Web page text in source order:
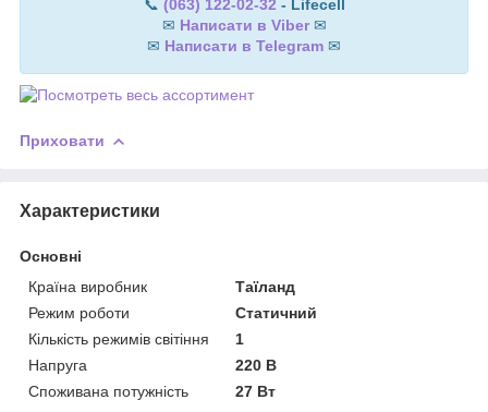
📞 (063) 122-02-32 - Lifecell
✉ Написати в Viber ✉
✉ Написати в Telegram ✉
Приховати
Характеристики
Основні
Країна виробник
Таїланд
Режим роботи
Статичний
Кількість режимів світіння
1
Напруга
220 В
Споживана потужність
27 Вт